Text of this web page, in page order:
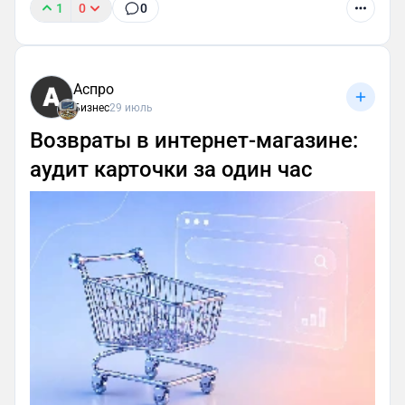
1 0 0
Аспро
Бизнес29 июль
Возвраты в интернет-магазине:
аудит карточки за один час